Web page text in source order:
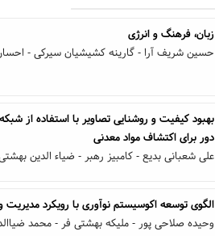
زبان، فرهنگ و انرژی
حسین شریف آرا - گارینه کشیشیان سیرکی -
بهبود کیفیت و روشنایی تصاویر با استفاده از
دور برای اکتشاف مواد معدنی
علی شعبانی بدیع - کامبیز رهبر - ضیاء الدین
الگوی توسعه اکوسیستم نوآوری با رویکرد
وحیده صلاحی پور - ملیکه بهشتی فر - محمد